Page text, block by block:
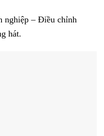
nghiệp – Điều chỉnh
hát.